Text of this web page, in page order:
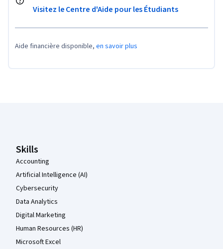
Visitez le Centre d'Aide pour les Étudiants
Aide financière disponible, en savoir plus
Skills
Accounting
Artificial Intelligence (AI)
Cybersecurity
Data Analytics
Digital Marketing
Human Resources (HR)
Microsoft Excel